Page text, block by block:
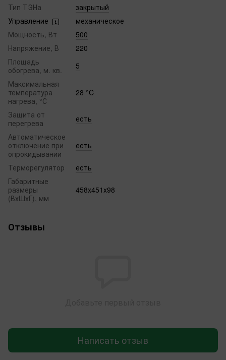
Тип ТЭНа
закрытый
Управление
механическое
Мощность, Вт
500
Напряжение, В
220
Площадь
обогрева, м. кв.
5
Максимальная
температура
нагрева, °С
28 °C
Защита от
перегрева
есть
Автоматическое
отключение при
опрокидывании
есть
Терморегулятор
есть
Габаритные
размеры
(ВхШхГ), мм
458х451х98
Отзывы
Написать отзыв